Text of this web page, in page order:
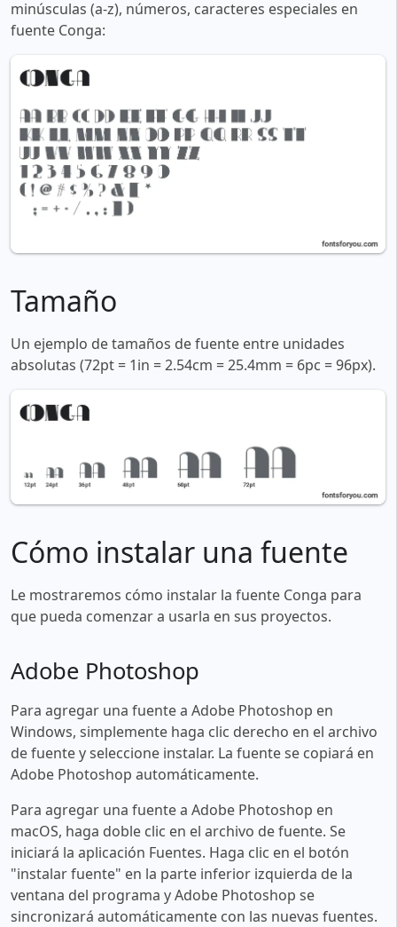
minúsculas (a-z), números, caracteres especiales en
fuente Conga:
Tamaño
Un ejemplo de tamaños de fuente entre unidades
absolutas (72pt = 1in = 2.54cm = 25.4mm = 6pc = 96px).
Cómo instalar una fuente
Le mostraremos cómo instalar la fuente Conga para
que pueda comenzar a usarla en sus proyectos.
Adobe Photoshop
Para agregar una fuente a Adobe Photoshop en
Windows, simplemente haga clic derecho en el archivo
de fuente y seleccione instalar. La fuente se copiará en
Adobe Photoshop automáticamente.
Para agregar una fuente a Adobe Photoshop en
macOS, haga doble clic en el archivo de fuente. Se
iniciará la aplicación Fuentes. Haga clic en el botón
"instalar fuente" en la parte inferior izquierda de la
ventana del programa y Adobe Photoshop se
sincronizará automáticamente con las nuevas fuentes.